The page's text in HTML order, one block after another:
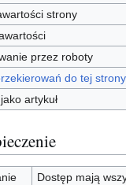
strony
przez roboty
do tej strony
artykuł
Dostęp mają